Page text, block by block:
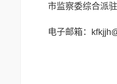
市监察委综合派
电子邮箱：